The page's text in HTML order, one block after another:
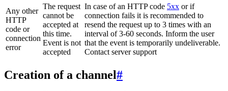
Any other
HTTP
code or
connection
error
The request
cannot be
accepted at
this time.
Event is not
accepted
In case of an HTTP code 5xx or if
connection fails it is recommended to
resend the request up to 3 times with an
interval of 3-60 seconds. Inform the user
that the event is temporarily undeliverable.
Contact server support
Creation of a channel#